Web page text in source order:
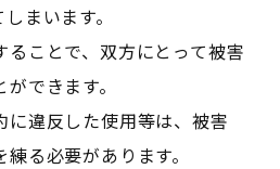
まいます。
ることで、双方にとって被害
できます。
に違反した使用等は、被害
る必要があります。